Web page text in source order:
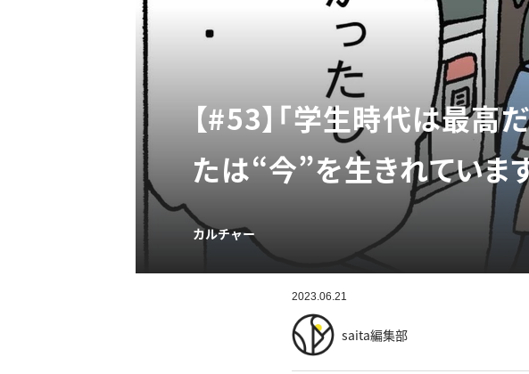
【#53】「学生時代は最高
たは“今”を生きれていま
カルチャー
2023.06.21
saita編集部